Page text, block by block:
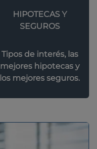
HIPOTECAS Y
SEGUROS
Tipos de interés, las
mejores hipotecas y
los mejores seguros.